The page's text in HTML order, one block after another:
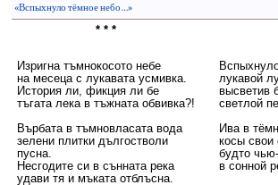
«Вспыхнуло тёмное небо…»
* * *
Изригна тъмнокосото небе
на месеца с лукавата усмивка.
История ли, фикция ли бе
тъгата лека в тъжната обвивка?!
Върбата в тъмновласата вода
зелени плитки дългостволи
пусна.
Несгодите си в сънната река
удави тя и мъката отблъсна.
лукавой
высветив
светлой
Ива в
косы свои
будто
в сонной